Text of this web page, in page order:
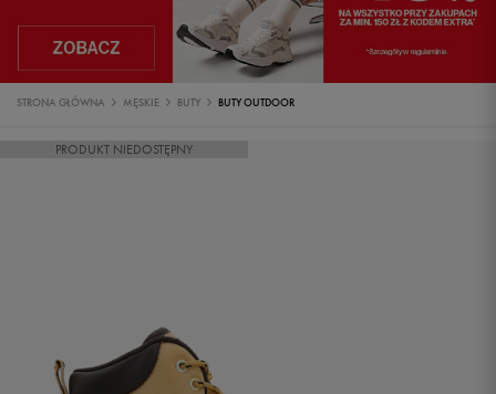
STRONA GŁÓWNA MĘSKIE BUTY BUTY OUTDOOR
PRODUKT NIEDOSTĘPNY